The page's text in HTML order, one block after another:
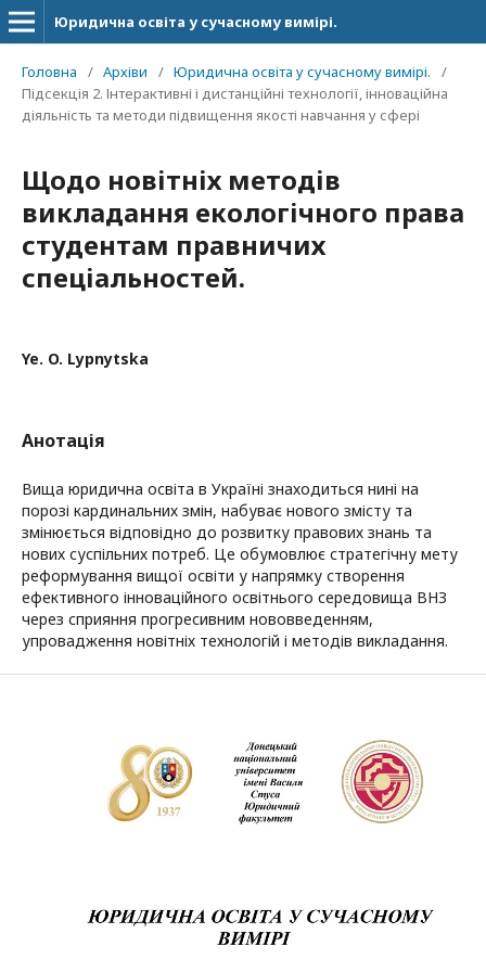
Юридична освіта у сучасному вимірі.
Головна / Архіви / Юридична освіта у сучасному вимірі.
/
Підсекція 2. Інтерактивні і дистанційні технології, інноваційна
діяльність та методи підвищення якості навчання у сфері
Щодо новітніх методів
викладання екологічного права
студентам правничих
спеціальностей.
Ye. O. Lypnytska
Анотація
Вища юридична освіта в Україні знаходиться нині на
порозі кардинальних змін, набуває нового змісту та
змінюється відповідно до розвитку правових знань та
нових суспільних потреб. Це обумовлює стратегічну мету
реформування вищої освіти у напрямку створення
ефективного інноваційного освітнього середовища ВНЗ
через сприяння прогресивним нововведенням,
упровадження новітніх технологій і методів викладання.